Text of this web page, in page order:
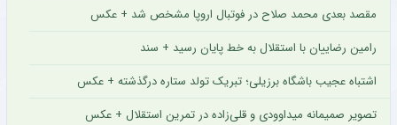
مقصد بعدی محمد صلاح در فوتبال اروپا مشخص شد + عکس
رامین رضاییان با استقلال به خط پایان رسید + سند
اشتباه عجیب باشگاه برزیلی؛ تبریک تولد ستاره درگذشته + عکس
تصویر صمیمانه میداوودی و قلی‌زاده در تمرین استقلال + عکس